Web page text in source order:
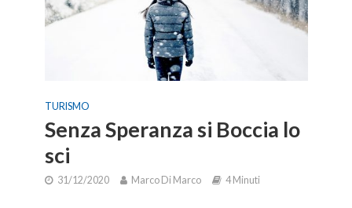
TURISMO
Senza Speranza si Boccia lo
sci
31/12/2020 Marco Di Marco 4 Minuti